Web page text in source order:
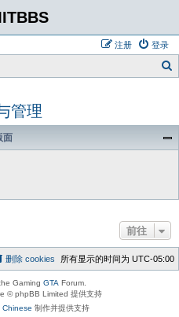
登录
注册
管理
面
前往
所有显示的时间为 UTC-05:00
删除 cookies
Gaming GTA Forum.
© phpBB Limited 提供支持
制作并提供支持